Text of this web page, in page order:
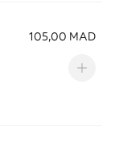
105,00 MAD